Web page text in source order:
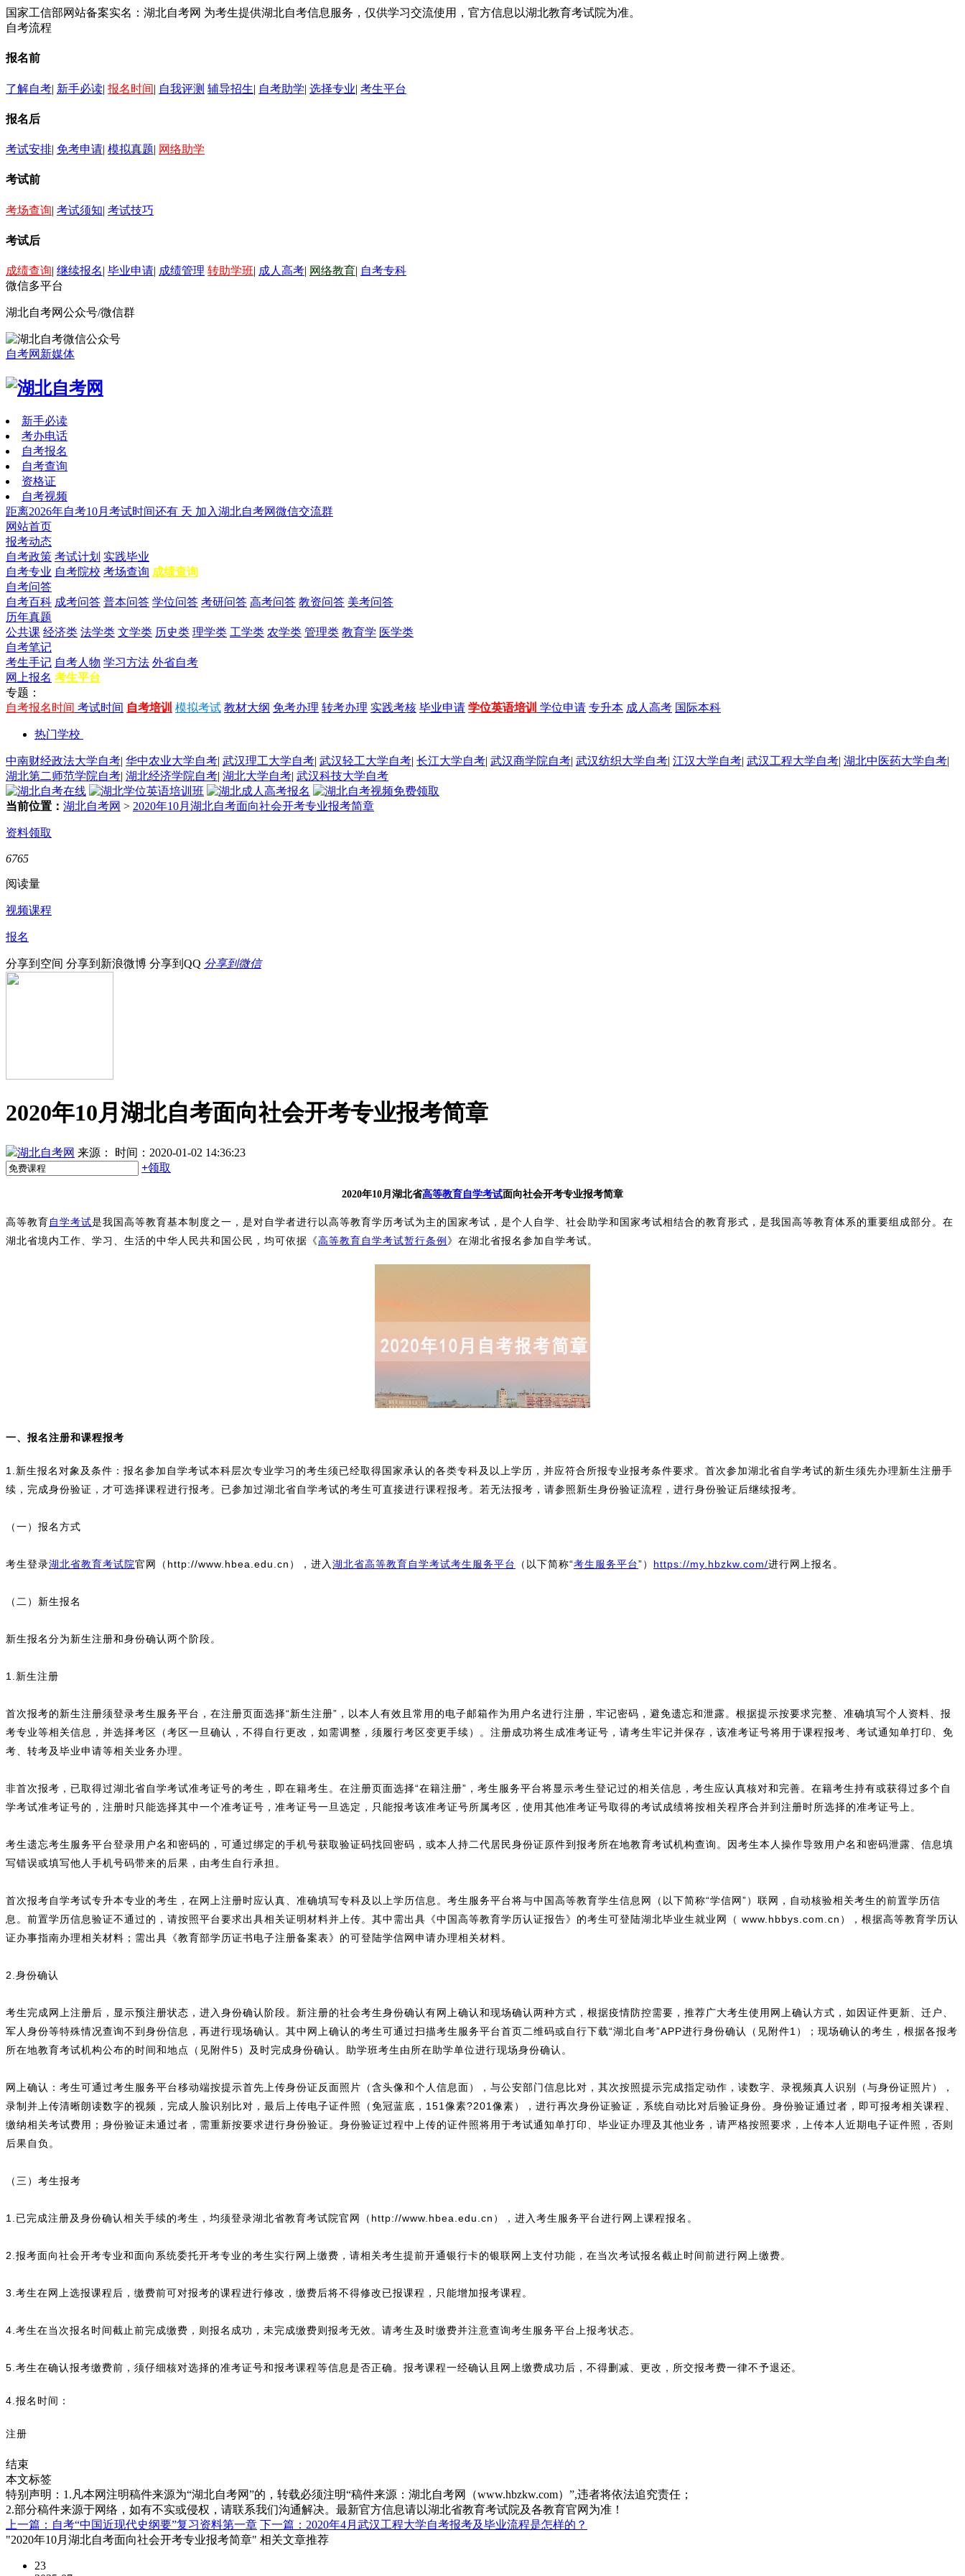
国家工信部网站备案实名：湖北自考网 为考生提供湖北自考信息服务，仅供学习交流使用，官方信息以湖北教育考试院为准。
自考流程
报名前
了解自考| 新手必读| 报名时间| 自我评测 辅导招生| 自考助学| 选择专业| 考生平台
报名后
考试安排| 免考申请| 模拟真题| 网络助学
考试前
考场查询| 考试须知| 考试技巧
考试后
成绩查询| 继续报名| 毕业申请| 成绩管理 转助学班| 成人高考| 网络教育| 自考专科
微信多平台
湖北自考网公众号/微信群
自考网新媒体
新手必读
考办电话
自考报名
自考查询
资格证
自考视频
距离2026年自考10月考试时间还有 天 加入湖北自考网微信交流群
网站首页
报考动态
自考政策 考试计划 实践毕业
自考专业 自考院校 考场查询 成绩查询
自考问答
自考百科 成考问答 普本问答 学位问答 考研问答 高考问答 教资问答 美考问答
历年真题
公共课 经济类 法学类 文学类 历史类 理学类 工学类 农学类 管理类 教育学 医学类
自考笔记
考生手记 自考人物 学习方法 外省自考
网上报名 考生平台
专题：
自考报名时间 考试时间 自考培训 模拟考试 教材大纲 免考办理 转考办理 实践考核 毕业申请 学位英语培训 学位申请 专升本 成人高考 国际本科
热门学校
中南财经政法大学自考| 华中农业大学自考| 武汉理工大学自考| 武汉轻工大学自考| 长江大学自考| 武汉商学院自考| 武汉纺织大学自考| 江汉大学自考| 武汉工程大学自考| 湖北中医药大学自考|
湖北第二师范学院自考| 湖北经济学院自考| 湖北大学自考| 武汉科技大学自考
当前位置： 湖北自考网 > 2020年10月湖北自考面向社会开考专业报考简章
资料领取
6765
阅读量
视频课程
报名
分享到空间 分享到新浪微博 分享到QQ 分享到微信
2020年10月湖北自考面向社会开考专业报考简章
湖北自考网 来源：
时间：2020-01-02 14:36:23
+领取
2020年10月湖北省高等教育自学考试面向社会开考专业报考简章
高等教育自学考试是我国高等教育基本制度之一，是对自学者进行以高等教育学历考试为主的国家考试，是个人自学、社会助学和国家考试相结合的教育形式，是我国高等教育体系的重要组成部分。在
湖北省境内工作、学习、生活的中华人民共和国公民，均可依据《高等教育自学考试暂行条例 》在湖北省报名参加自学考试。
一、报名注册和课程报考
1.新生报名对象及条件：报名参加自学考试本科层次专业学习的考生须已经取得国家承认的各类专科及以上学历，并应符合所报专业报考条件要求。首次参加湖北省自学考试的新生须先办理新生注册手
续，完成身份验证，才可选择课程进行报考。已参加过湖北省自学考试的考生可直接进行课程报考。若无法报考，请参照新生身份验证流程，进行身份验证后继续报考。
（一）报名方式
考生登录湖北省教育考试院官网（http://www.hbea.edu.cn），进入湖北省高等教育自学考试考生服务平台 （以下简称“考生服务平台”） https://my.hbzkw.com/进行网上报名。
（二）新生报名
新生报名分为新生注册和身份确认两个阶段。
1.新生注册
首次报考的新生注册须登录考生服务平台，在注册页面选择“新生注册”，以本人有效且常用的电子邮箱作为用户名进行注册，牢记密码，避免遗忘和泄露。根据提示按要求完整、准确填写个人资料、报
考专业等相关信息，并选择考区（考区一旦确认，不得自行更改，如需调整，须履行考区变更手续）。注册成功将生成准考证号，请考生牢记并保存，该准考证号将用于课程报考、考试通知单打印、免
考、转考及毕业申请等相关业务办理。
非首次报考，已取得过湖北省自学考试准考证号的考生，即在籍考生。在注册页面选择“在籍注册”，考生服务平台将显示考生登记过的相关信息，考生应认真核对和完善。在籍考生持有或获得过多个自
学考试准考证号的，注册时只能选择其中一个准考证号，准考证号一旦选定，只能报考该准考证号所属考区，使用其他准考证号取得的考试成绩将按相关程序合并到注册时所选择的准考证号上。
考生遗忘考生服务平台登录用户名和密码的，可通过绑定的手机号获取验证码找回密码，或本人持二代居民身份证原件到报考所在地教育考试机构查询。因考生本人操作导致用户名和密码泄露、信息填
写错误或填写他人手机号码带来的后果，由考生自行承担。
首次报考自学考试专升本专业的考生，在网上注册时应认真、准确填写专科及以上学历信息。考生服务平台将与中国高等教育学生信息网（以下简称“学信网”）联网，自动核验相关考生的前置学历信
息。前置学历信息验证不通过的，请按照平台要求出具相关证明材料并上传。其中需出具《中国高等教育学历认证报告》的考生可登陆湖北毕业生就业网（ www.hbbys.com.cn），根据高等教育学历认
证办事指南办理相关材料；需出具《教育部学历证书电子注册备案表》的可登陆学信网申请办理相关材料。
2.身份确认
考生完成网上注册后，显示预注册状态，进入身份确认阶段。新注册的社会考生身份确认有网上确认和现场确认两种方式，根据疫情防控需要，推荐广大考生使用网上确认方式，如因证件更新、迁户、
军人身份等特殊情况查询不到身份信息，再进行现场确认。其中网上确认的考生可通过扫描考生服务平台首页二维码或自行下载“湖北自考”APP进行身份确认（见附件1）；现场确认的考生，根据各报考
所在地教育考试机构公布的时间和地点（见附件5）及时完成身份确认。助学班考生由所在助学单位进行现场身份确认。
网上确认：考生可通过考生服务平台移动端按提示首先上传身份证反面照片（含头像和个人信息面），与公安部门信息比对，其次按照提示完成指定动作，读数字、录视频真人识别（与身份证照片），
录制并上传清晰朗读数字的视频，完成人脸识别比对，最后上传电子证件照（免冠蓝底，151像素?201像素），进行再次身份证验证，系统自动比对后验证身份。身份验证通过者，即可报考相关课程、
缴纳相关考试费用；身份验证未通过者，需重新按要求进行身份验证。身份验证过程中上传的证件照将用于考试通知单打印、毕业证办理及其他业务，请严格按照要求，上传本人近期电子证件照，否则
后果自负。
（三）考生报考
1.已完成注册及身份确认相关手续的考生，均须登录湖北省教育考试院官网（http://www.hbea.edu.cn），进入考生服务平台进行网上课程报名。
2.报考面向社会开考专业和面向系统委托开考专业的考生实行网上缴费，请相关考生提前开通银行卡的银联网上支付功能，在当次考试报名截止时间前进行网上缴费。
3.考生在网上选报课程后，缴费前可对报考的课程进行修改，缴费后将不得修改已报课程，只能增加报考课程。
4.考生在当次报名时间截止前完成缴费，则报名成功，未完成缴费则报考无效。请考生及时缴费并注意查询考生服务平台上报考状态。
5.考生在确认报考缴费前，须仔细核对选择的准考证号和报考课程等信息是否正确。报考课程一经确认且网上缴费成功后，不得删减、更改，所交报考费一律不予退还。
4.报名时间：
注册
结束
本文标签
特别声明：1.凡本网注明稿件来源为“湖北自考网”的，转载必须注明“稿件来源：湖北自考网（www.hbzkw.com）”,违者将依法追究责任；
2.部分稿件来源于网络，如有不实或侵权，请联系我们沟通解决。最新官方信息请以湖北省教育考试院及各教育官网为准！
上一篇：自考“中国近现代史纲要”复习资料第一章 下一篇：2020年4月武汉工程大学自考报考及毕业流程是怎样的？
"2020年10月湖北自考面向社会开考专业报考简章" 相关文章推荐
23